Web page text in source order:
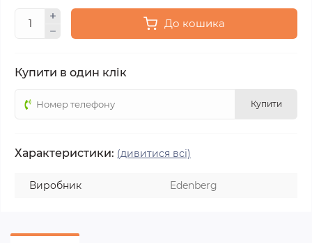
До кошика
Купити в один клік
Купити
Характеристики: (дивитися всі)
Виробник Edenberg